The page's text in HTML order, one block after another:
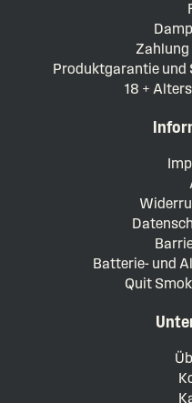
Zahlung
Produktgarantie
18 +
Batterie- und
Quit